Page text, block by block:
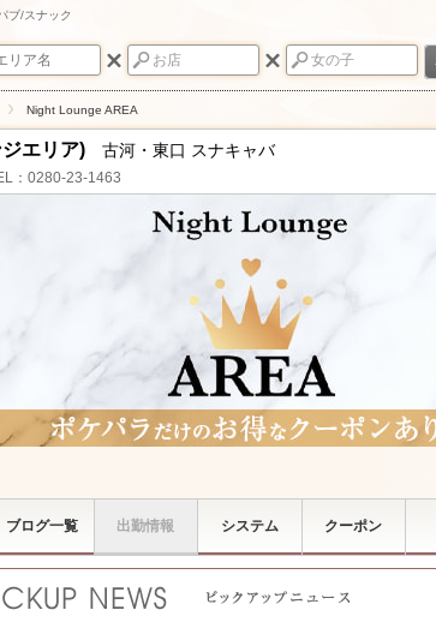
ブ/スナック
Night Lounge AREA
エリア) 古河・東口 スナキャバ
：0280-23-1463
ブログ一覧 出勤情報 システム クーポン